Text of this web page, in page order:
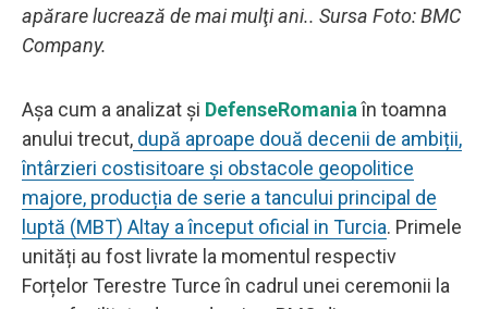
apărare lucrează de mai mulţi ani.. Sursa Foto: BMC
Company.
Așa cum a analizat și DefenseRomaniaîn toamna
anului trecut, după aproape două decenii de ambiții,
întârzieri costisitoare și obstacole geopolitice
majore, producția de serie a tancului principal de
luptă (MBT) Altay a început oficial in Turcia. Primele
unități au fost livrate la momentul respectiv
Forțelor Terestre Turce în cadrul unei ceremonii la